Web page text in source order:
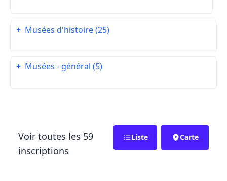
+ Musées d'histoire (25)
+ Musées - général (5)
Voir toutes les 59
inscriptions
Liste Carte